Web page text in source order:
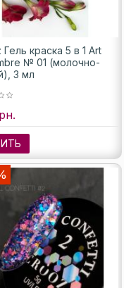
краска 5 в 1 Art
№ 01 (молочно-
3 мл